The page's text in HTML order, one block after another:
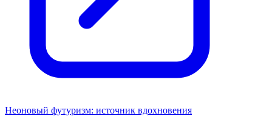
Неоновый футуризм: источник вдохновения